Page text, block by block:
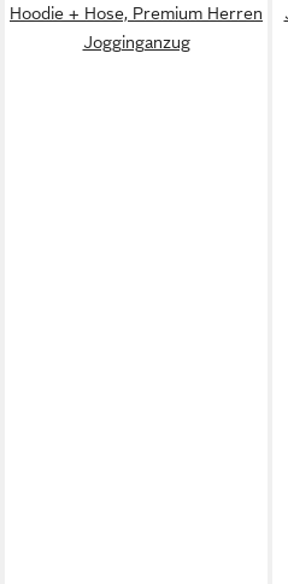
Hoodie + Hose, Premium Herren
Jogginganzug